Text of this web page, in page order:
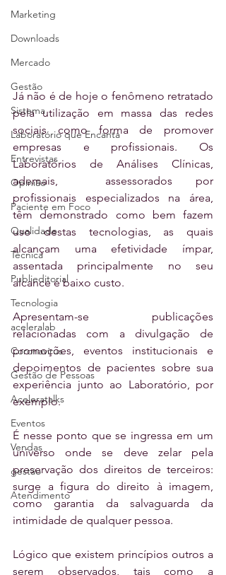
Marketing
Downloads
Mercado
Gestão
Sistema
Laboratório que Encanta
Entrevistas
Opinião
Paciente em Foco
Qualidade
Técnica
Publieditorial
Tecnologia
aceleralab
Coronavírus
Gestão de Pessoas
Aceleratalks
Eventos
Vendas
gestão
Atendimento
Já não é de hoje o fenômeno retratado
pela utilização em massa das redes
sociais como forma de promover
empresas e profissionais. Os
Laboratórios de Análises Clínicas,
ademais,  assessorados por
profissionais especializados na área,
têm demonstrado como bem fazem
uso destas tecnologias, as quais
alcançam uma efetividade ímpar,
assentada principalmente no seu
alcance e baixo custo.
Apresentam-se publicações
relacionadas com a divulgação de
promoções, eventos institucionais e
depoimentos de pacientes sobre sua
experiência junto ao Laboratório, por
exemplo.
É nesse ponto que se ingressa em um
universo onde se deve zelar pela
preservação dos direitos de terceiros:
surge a figura do direito à imagem,
como garantia da salvaguarda da
intimidade de qualquer pessoa.
Lógico que existem princípios outros a
serem observados, tais como a